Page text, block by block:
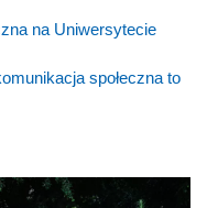
na Uniwersytecie
społeczna to